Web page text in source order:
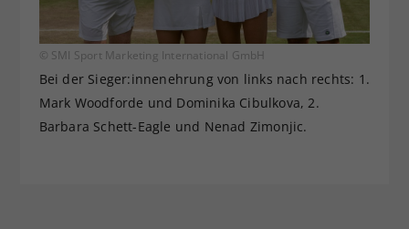
© SMI Sport Marketing International GmbH
Bei der Sieger:innenehrung von links nach rechts: 1.
Mark Woodforde und Dominika Cibulkova, 2.
Barbara Schett-Eagle und Nenad Zimonjic.